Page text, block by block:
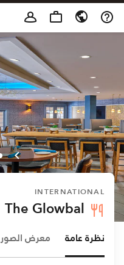
INTERNATIONAL
The Glowbal
نظرة عامة معرض الصور